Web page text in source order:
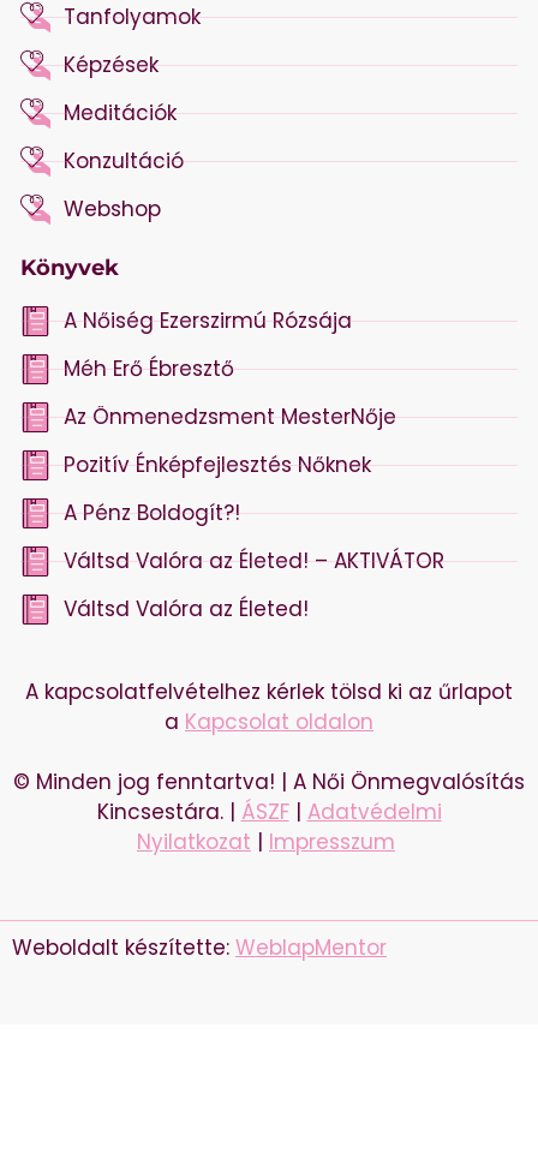
Tanfolyamok
Képzések
Meditációk
Konzultáció
Webshop
Könyvek
A Nőiség Ezerszirmú Rózsája
Méh Erő Ébresztő
Az Önmenedzsment MesterNője
Pozitív Énképfejlesztés Nőknek
A Pénz Boldogít?!
Váltsd Valóra az Életed! – AKTIVÁTOR
Váltsd Valóra az Életed!
A kapcsolatfelvételhez kérlek tölsd ki az űrlapot
a Kapcsolat oldalon
© Minden jog fenntartva! | A Női Önmegvalósítás
Kincsestára. | ÁSZF| Adatvédelmi
Nyilatkozat | Impresszum
Weboldalt készítette: WeblapMentor